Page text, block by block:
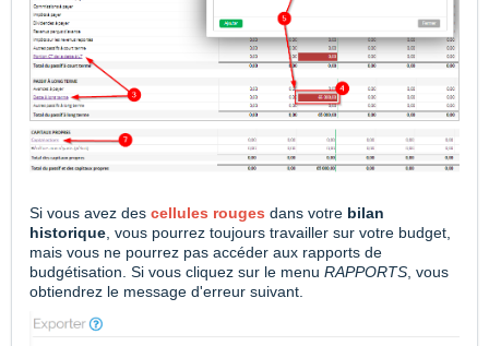
Si vous avez des cellules rouges dans votre bilan
historique , vous pourrez toujours travailler sur votre budget,
mais vous ne pourrez pas accéder aux rapports de
budgétisation. Si vous cliquez sur le menu RAPPORTS , vous
obtiendrez le message d'erreur suivant.